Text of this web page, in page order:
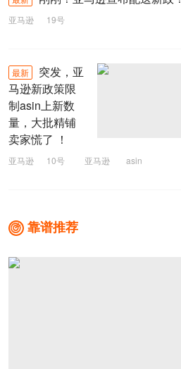
亚马逊 19号
最新
突发，亚
马逊新政策限
制asin上新数
量，大批精铺
卖家慌了 ！
亚马逊 10号 亚马逊 asin
 靠谱推荐